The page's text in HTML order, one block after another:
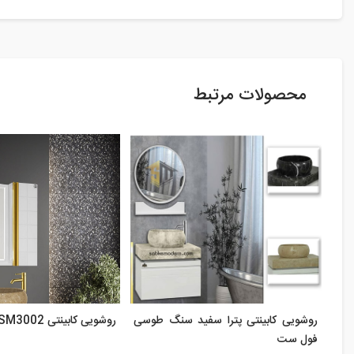
محصولات مرتبط
روشویی کابینتی پترا سفید سنگ طوسی
فول ست
روشویی کابینتی SM3002